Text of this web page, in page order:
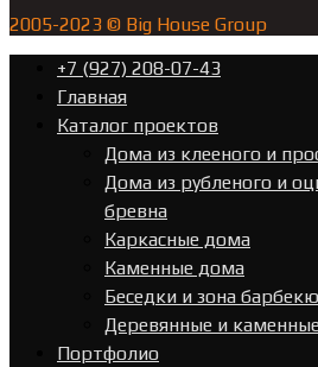
2005-2023 © Big House Group
+7 (927) 208-07-43
Главная
Каталог проектов
Дома из клееного и
Дома из рубленого и
бревна
Каркасные дома
Каменные дома
Беседки и зона барбекю
Деревянные и
Портфолио